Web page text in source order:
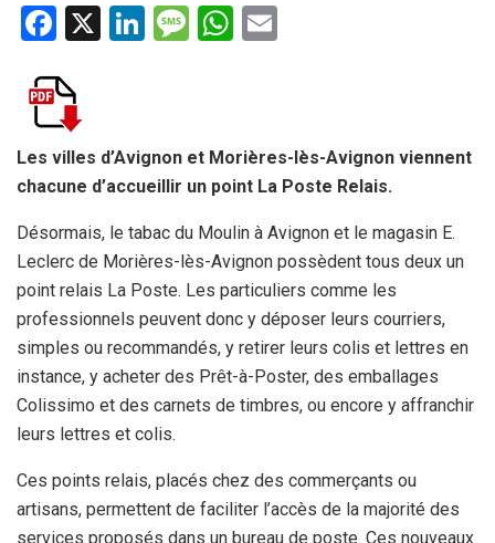
F
ce
b
o
o
k
X
Li
n
M
g
e
W
A
p
p
Les villes d’Avignon et Morières-lès-Avignon viennent
chacune d’accueillir un point La Poste Relais.
Désormais, le tabac du Moulin à Avignon et le magasin E.
Leclerc de Morières-lès-Avignon possèdent tous deux un
point relais La Poste. Les particuliers comme les
professionnels peuvent donc y déposer leurs courriers,
simples ou recommandés, y retirer leurs colis et lettres en
instance, y acheter des Prêt-à-Poster, des emballages
Colissimo et des carnets de timbres, ou encore y affranchir
leurs lettres et colis.
Ces points relais, placés chez des commerçants ou
artisans, permettent de faciliter l’accès de la majorité des
services proposés dans un bureau de poste. Ces nouveaux